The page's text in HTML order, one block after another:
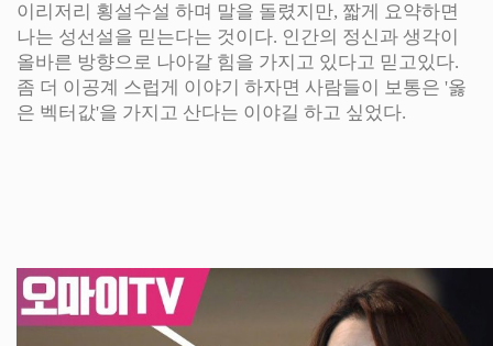
이리저리 횡설수설 하며 말을 돌렸지만, 짧게 요약하면
나는 성선설을 믿는다는 것이다. 인간의 정신과 생각이
올바른 방향으로 나아갈 힘을 가지고 있다고 믿고있다.
좀 더 이공계 스럽게 이야기 하자면 사람들이 보통은 '옳
은 벡터값'을 가지고 산다는 이야길 하고 싶었다.